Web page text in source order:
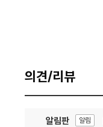
의견/리뷰
알림판 알림